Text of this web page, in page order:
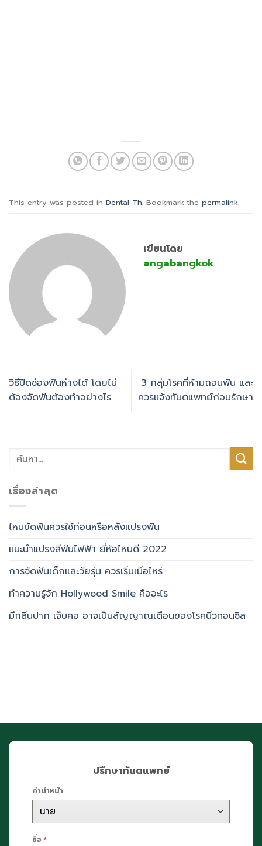
This entry was posted in Dental Th. Bookmark the permalink.
เขียนโดย
angabangkok
วิธีปิดช่องฟันห่างได้ โดยไม่
ต้องจัดฟันต้องทำอย่างไร
3 กลุ่มโรคที่ห้ามถอนฟัน และ
ควรแจ้งทันตแพทย์ก่อนรักษา
เรื่องล่าสุด
ไหมขัดฟันควรใช้ก่อนหรือหลังแปรงฟัน
แนะนำแปรงสีฟันไฟฟ้า ยี่ห้อไหนดี 2022
การจัดฟันเด็กและวัยรุ่น ควรเริ่มเมื่อไหร่
ทำความรู้จัก Hollywood Smile คืออะไร
มีกลิ่นปาก เจ็บคอ อาจเป็นสัญญาณเตือนของโรคนิ่วทอนซิล
ปรึกษาทันตแพทย์
คำนำหน้า
ชื่อ *